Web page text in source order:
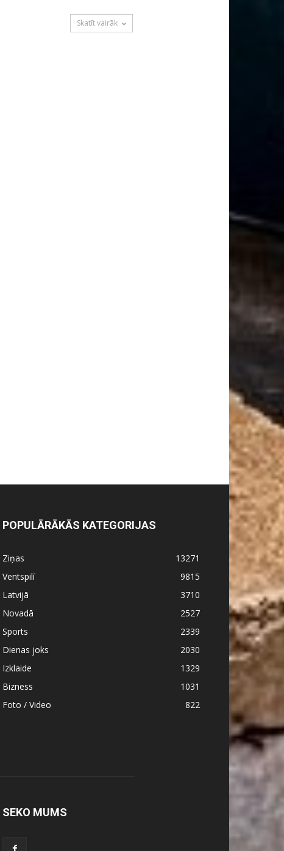
Skatīt vairāk
POPULĀRĀKĀS KATEGORIJAS
Ziņas
13271
Ventspilī
9815
Latvijā
3710
Novadā
2527
Sports
2339
Dienas joks
2030
Izklaide
1329
Bizness
1031
Foto / Video
822
SEKO MUMS